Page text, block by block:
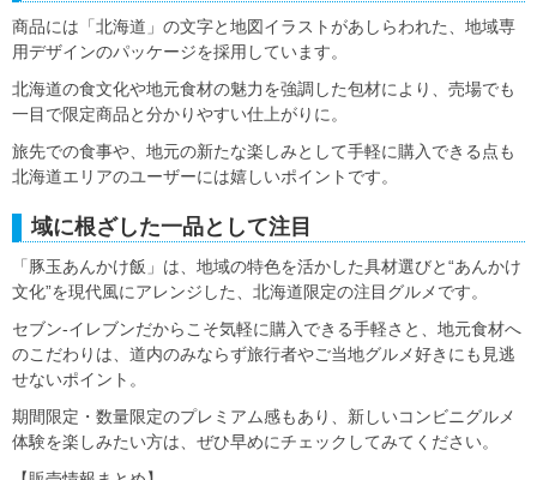
商品には「北海道」の文字と地図イラストがあしらわれた、地域専
用デザインのパッケージを採用しています。
北海道の食文化や地元食材の魅力を強調した包材により、売場でも
一目で限定商品と分かりやすい仕上がりに。
旅先での食事や、地元の新たな楽しみとして手軽に購入できる点も
北海道エリアのユーザーには嬉しいポイントです。
域に根ざした一品として注目
「豚玉あんかけ飯」は、地域の特色を活かした具材選びと“あんかけ
文化”を現代風にアレンジした、北海道限定の注目グルメです。
セブン-イレブンだからこそ気軽に購入できる手軽さと、地元食材へ
のこだわりは、道内のみならず旅行者やご当地グルメ好きにも見逃
せないポイント。
期間限定・数量限定のプレミアム感もあり、新しいコンビニグルメ
体験を楽しみたい方は、ぜひ早めにチェックしてみてください。